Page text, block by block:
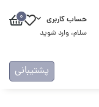
حساب کاربری
سلام، وارد شوید
0
پشتیبانی